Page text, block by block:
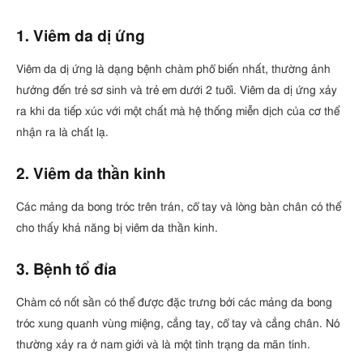
1. Viêm da dị ứng
Viêm da dị ứng là dạng bệnh chàm phổ biến nhất, thường ảnh
hưởng đến trẻ sơ sinh và trẻ em dưới 2 tuổi. Viêm da dị ứng xảy
ra khi da tiếp xúc với một chất mà hệ thống miễn dịch của cơ thể
nhận ra là chất lạ.
2. Viêm da thần kinh
Các mảng da bong tróc trên trán, cổ tay và lòng bàn chân có thể
cho thấy khả năng bị viêm da thần kinh.
3. Bệnh tổ đỉa
Chàm có nốt sần có thể được đặc trưng bởi các mảng da bong
tróc xung quanh vùng miệng, cẳng tay, cổ tay và cẳng chân. Nó
thường xảy ra ở nam giới và là một tình trạng da mãn tính.